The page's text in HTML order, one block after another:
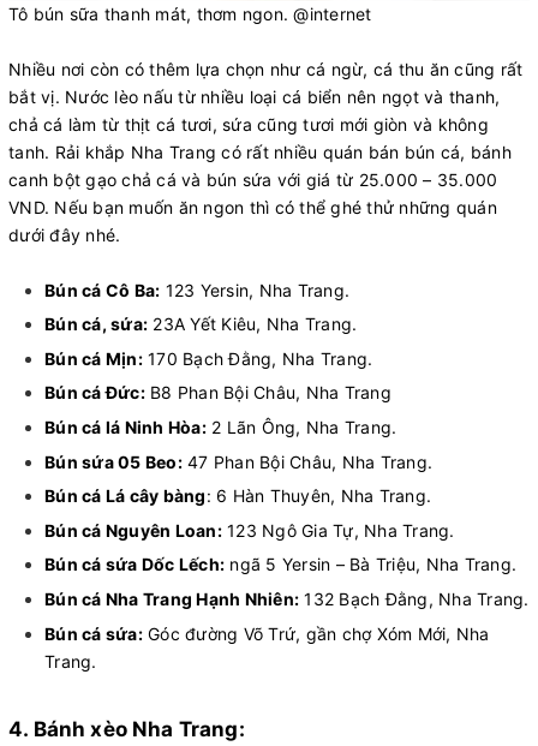
Tô bún sữa thanh mát, thơm ngon. @internet
Nhiều nơi còn có thêm lựa chọn như cá ngừ, cá thu ăn cũng rất
bắt vị. Nước lèo nấu từ nhiều loại cá biển nên ngọt và thanh,
chả cá làm từ thịt cá tươi, sứa cũng tươi mới giòn và không
tanh. Rải khắp Nha Trang có rất nhiều quán bán bún cá, bánh
canh bột gạo chả cá và bún sứa với giá từ 25.000 – 35.000
VND. Nếu bạn muốn ăn ngon thì có thể ghé thử những quán
dưới đây nhé.
Bún cá Cô Ba: 123 Yersin, Nha Trang.
Bún cá, sứa: 23A Yết Kiêu, Nha Trang.
Bún cá Mịn:170 Bạch Đằng, Nha Trang.
Bún cá Đức:B8 Phan Bội Châu, Nha Trang
Bún cá lá Ninh Hòa:2 Lãn Ông, Nha Trang.
Bún sứa 05 Beo:47 Phan Bội Châu, Nha Trang.
Bún cá Lá cây bàng: 6 Hàn Thuyên, Nha Trang.
Bún cá Nguyên Loan:123 Ngô Gia Tự, Nha Trang.
Bún cá sứa Dốc Lếch: ngã 5 Yersin – Bà Triệu, Nha Trang.
Bún cá Nha Trang Hạnh Nhiên: 132 Bạch Đằng, Nha Trang.
Bún cá sứa:Góc đường Võ Trứ, gần chợ Xóm Mới, Nha
Trang.
4. Bánh xèo Nha Trang: